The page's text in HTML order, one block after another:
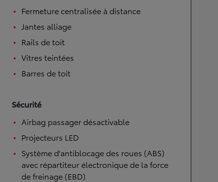
Fermeture centralisée à distance
Jantes alliage
Rails de toit
Vitres teintées
Barres de toit
Sécurité
Airbag passager désactivable
Projecteurs LED
Système d'antiblocage des roues (ABS)
avec répartiteur électronique de la force
de freinage (EBD)